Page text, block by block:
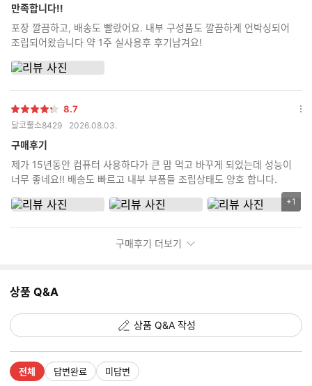
만족합니다!!
포장 깔끔하고, 배송도 빨랐어요. 내부 구성품도 깔끔하게 언박싱되어
조립되어왔습니다 약 1주 실사용후 후기남겨요!
별
점
8.7
달코뿔소8429 2026.08.03.
구매후기
제가 15년동안 컴퓨터 사용하다가 큰 맘 먹고 바꾸게 되었는데 성능이
너무 좋네요!! 배송도 빠르고 내부 부품들 조립상태도 양호 합니다.
리
수
+1
옵
구매후기 더보기
상품 Q&A
상품 Q&A 작성
전체 답변완료 미답변